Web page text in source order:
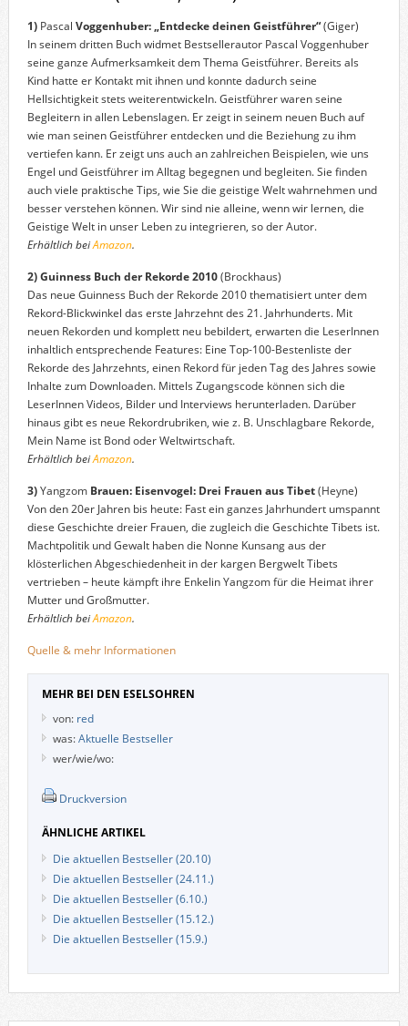
1)Pascal Voggenhuber: „Entdecke deinen Geistführer“(Giger)
In seinem dritten Buch widmet Bestsellerautor Pascal Voggenhuber
seine ganze Aufmerksamkeit dem Thema Geistführer. Bereits als
Kind hatte er Kontakt mit ihnen und konnte dadurch seine
Hellsichtigkeit stets weiterentwickeln. Geistführer waren seine
Begleitern in allen Lebenslagen. Er zeigt in seinem neuen Buch auf
wie man seinen Geistführer entdecken und die Beziehung zu ihm
vertiefen kann. Er zeigt uns auch an zahlreichen Beispielen, wie uns
Engel und Geistführer im Alltag begegnen und begleiten. Sie finden
auch viele praktische Tips, wie Sie die geistige Welt wahrnehmen und
besser verstehen können. Wir sind nie alleine, wenn wir lernen, die
Geistige Welt in unser Leben zu integrieren, so der Autor.
Erhältlich beiAmazon.
2)Guinness Buch der Rekorde 2010(Brockhaus)
Das neue Guinness Buch der Rekorde 2010 thematisiert unter dem
Rekord-Blickwinkel das erste Jahrzehnt des 21. Jahrhunderts. Mit
neuen Rekorden und komplett neu bebildert, erwarten die LeserInnen
inhaltlich entsprechende Features: Eine Top-100-Bestenliste der
Rekorde des Jahrzehnts, einen Rekord für jeden Tag des Jahres sowie
Inhalte zum Downloaden. Mittels Zugangscode können sich die
LeserInnen Videos, Bilder und Interviews herunterladen. Darüber
hinaus gibt es neue Rekordrubriken, wie z. B. Unschlagbare Rekorde,
Mein Name ist Bond oder Weltwirtschaft.
Erhältlich beiAmazon.
3)Yangzom Brauen: Eisenvogel: Drei Frauen aus Tibet(Heyne)
Von den 20er Jahren bis heute: Fast ein ganzes Jahrhundert umspannt
diese Geschichte dreier Frauen, die zugleich die Geschichte Tibets ist.
Machtpolitik und Gewalt haben die Nonne Kunsang aus der
klösterlichen Abgeschiedenheit in der kargen Bergwelt Tibets
vertrieben – heute kämpft ihre Enkelin Yangzom für die Heimat ihrer
Mutter und Großmutter.
Erhältlich beiAmazon.
Quelle & mehr Informationen
MEHR BEI DEN ESELSOHREN
von: red
was:Aktuelle Bestseller
wer/wie/wo:
Druckversion
ÄHNLICHE ARTIKEL
Die aktuellen Bestseller (20.10)
Die aktuellen Bestseller (24.11.)
Die aktuellen Bestseller (6.10.)
Die aktuellen Bestseller (15.12.)
Die aktuellen Bestseller (15.9.)